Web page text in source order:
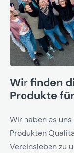
Wir finden
Produkte
Wir haben es
Produkten
Vereinsleben zu